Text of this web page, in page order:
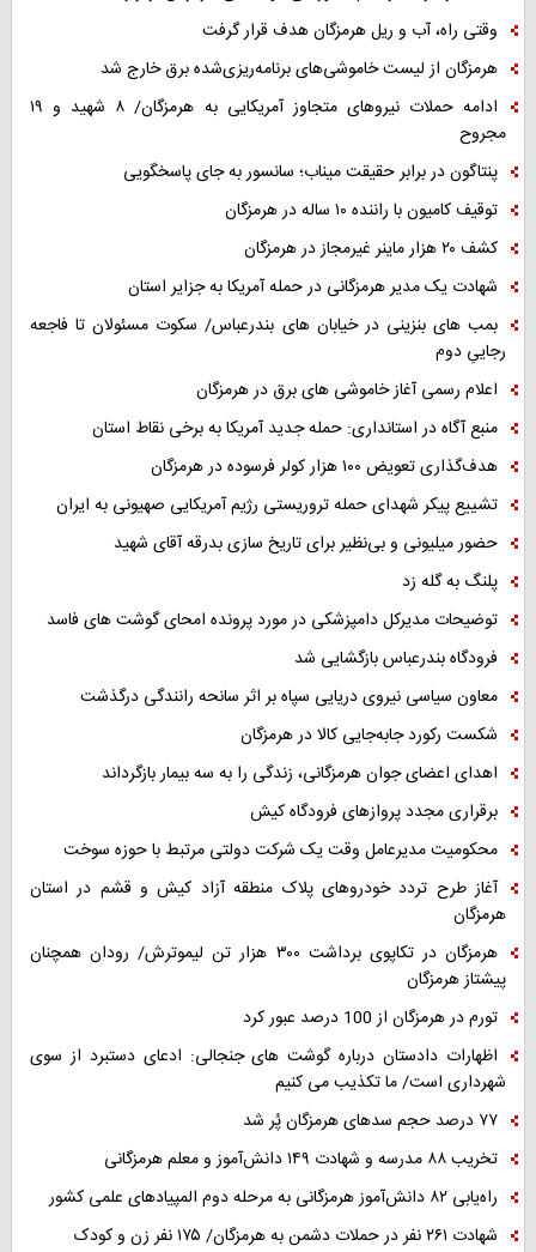
وقتی راه، آب و ریل هرمزگان هدف قرار گرفت
هرمزگان از لیست خاموشی‌های برنامه‌ریزی‌شده برق خارج شد
ادامه حملات نیروهای متجاوز آمریکایی به هرمزگان/ ۸ شهید و ۱۹
مجروح
پنتاگون در برابر حقیقت میناب؛ سانسور به جای پاسخگویی
توقیف کامیون با راننده ۱۰ ساله در هرمزگان
کشف ۲۰ هزار ماینر غیرمجاز در هرمزگان
شهادت یک مدیر هرمزگانی در حمله آمریکا به جزایر استان
بمب های بنزینی در خیابان های بندرعباس/ سکوت مسئولان تا فاجعه
رجاییِ دوم
اعلام رسمی آغاز خاموشی های برق در هرمزگان
منبع آگاه در استانداری: حمله جدید آمریکا به برخی نقاط استان
هدف‌گذاری تعویض ۱۰۰ هزار کولر فرسوده در هرمزگان
تشییع پیکر شهدای حمله تروریستی رژیم آمریکایی صهیونی به ایران
حضور میلیونی و بی‌نظیر برای تاریخ سازی بدرقه آقای شهید
پلنگ به گله زد
توضیحات مدیرکل دامپزشکی در مورد پرونده امحای گوشت های فاسد
فرودگاه بندرعباس بازگشایی شد
معاون سیاسی نیروی دریایی سپاه بر اثر سانحه رانندگی درگذشت
شکست رکورد جابه‌جایی کالا در هرمزگان
اهدای اعضای جوان هرمزگانی، زندگی را به سه بیمار بازگرداند
برقراری مجدد پروازهای فرودگاه کیش
محکومیت مدیرعامل وقت یک شرکت دولتی مرتبط با حوزه سوخت
آغاز طرح تردد خودروهای پلاک منطقه آزاد کیش و قشم در استان
هرمزگان
هرمزگان در تکاپوی برداشت ۳۰۰ هزار تن لیموترش/ رودان همچنان
پیشتاز هرمزگان
تورم در هرمزگان از 100 درصد عبور کرد
اظهارات دادستان درباره گوشت های جنجالی: ادعای دستبرد از سوی
شهرداری است/ ما تکذیب می کنیم
۷۷ درصد حجم سدهای هرمزگان پُر شد
تخریب ۸۸ مدرسه و شهادت ۱۴۹ دانش‌آموز و معلم هرمزگانی
راه‌یابی ۸۲ دانش‌آموز هرمزگانی به مرحله دوم المپیادهای علمی کشور
شهادت ۲۶۱ نفر در حملات دشمن به هرمزگان/ ۱۷۵ نفر زن و کودک